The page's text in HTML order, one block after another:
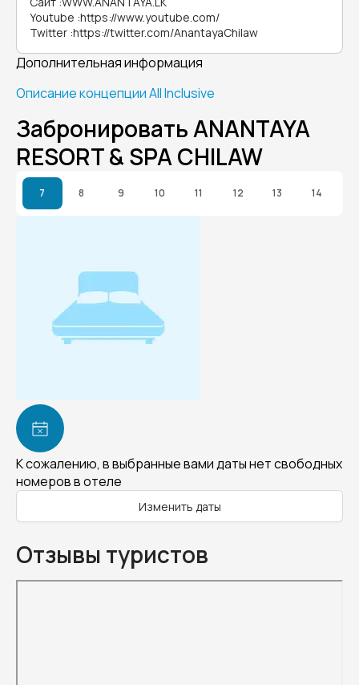
Youtube :https://www.youtube.com/
Twitter :https://twitter.com/AnantayaChilaw
Дополнительная информация
Описание концепции All Inclusive
Забронировать ANANTAYA
RESORT & SPA CHILAW
7 8 9 10 11 12 13 14
К сожалению, в выбранные вами даты нет свободных
номеров в отеле
Изменить даты
Отзывы туристов